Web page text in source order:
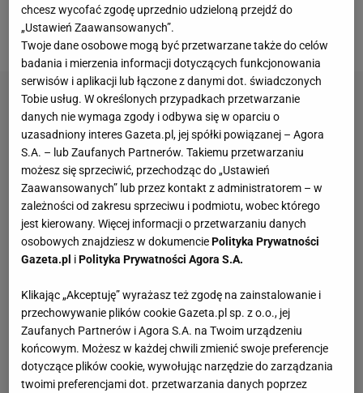
nieobecnych znalazła się między innymiMaria
Szarapowa.
chcesz wycofać zgodę uprzednio udzieloną przejdź do
„Ustawień Zaawansowanych”.
Twoje dane osobowe mogą być przetwarzane także do celów
badania i mierzenia informacji dotyczących funkcjonowania
serwisów i aplikacji lub łączone z danymi dot. świadczonych
Tobie usług. W określonych przypadkach przetwarzanie
danych nie wymaga zgody i odbywa się w oparciu o
uzasadniony interes Gazeta.pl, jej spółki powiązanej – Agora
S.A. – lub Zaufanych Partnerów. Takiemu przetwarzaniu
możesz się sprzeciwić, przechodząc do „Ustawień
Zaawansowanych” lub przez kontakt z administratorem – w
zależności od zakresu sprzeciwu i podmiotu, wobec którego
jest kierowany. Więcej informacji o przetwarzaniu danych
osobowych znajdziesz w dokumenciePolityka Prywatności
Gazeta.pl iPolityka Prywatności Agora S.A.
Klikając „Akceptuję” wyrażasz też zgodę na zainstalowanie i
przechowywanie plików cookie Gazeta.pl sp. z o.o., jej
Zaufanych Partnerów i Agora S.A. na Twoim urządzeniu
końcowym. Możesz w każdej chwili zmienić swoje preferencje
dotyczące plików cookie, wywołując narzędzie do zarządzania
twoimi preferencjami dot. przetwarzania danych poprzez